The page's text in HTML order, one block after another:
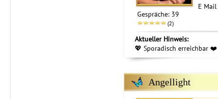
E
Gespräche: 39
(2)
Aktueller Hinweis:
💖 Sporadisch erreichbar
Angellight